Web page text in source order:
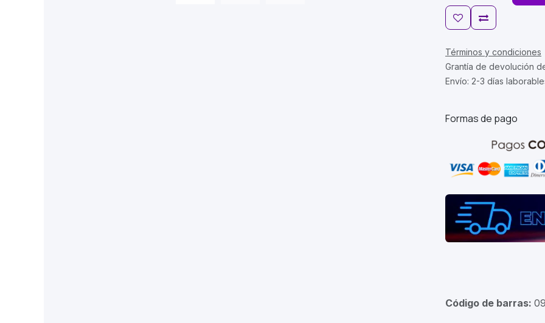
Términos y condiciones
Grantía de devolución
Envío: 2-3 días
Formas de pago
Código de barras: